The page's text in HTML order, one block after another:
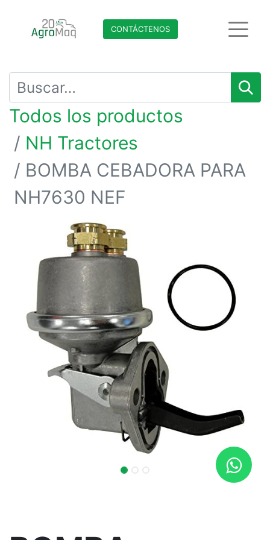
CONTÁCTENO​​​​S
Todos los productos
NH Tractores
BOMBA CEBADORA PARA
NH7630 NEF